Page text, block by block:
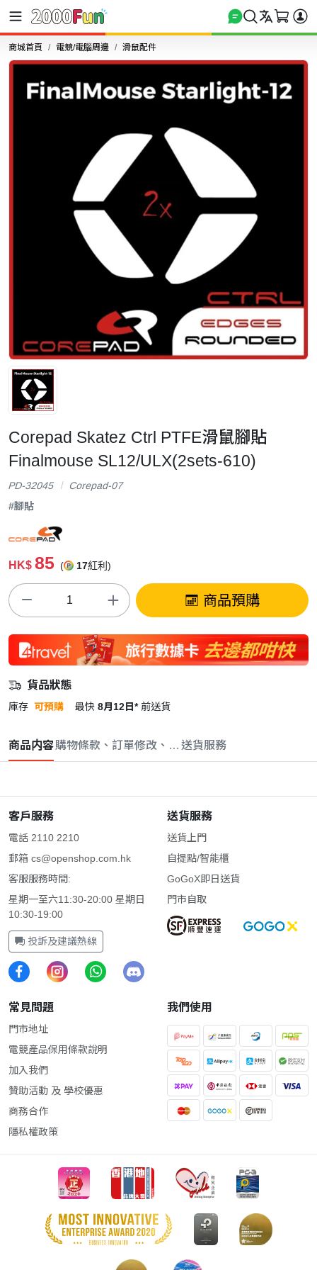
商城首頁 電競/電腦周邊 滑鼠配件
Corepad Skatez Ctrl PTFE滑鼠腳貼
Finalmouse SL12/ULX(2sets-610)
PD-32045
Corepad-07
#腳貼
HK$ 85 ( 17紅利)
商品預購
貨品狀態
庫存 可預購 最快 8月12日* 前送貨
商品内容購物條款、訂單修改、取消與退款政策
送貨服務
客戶服務
電話 2110 2210
郵箱 cs@openshop.com.hk
客服服務時間:
星期一至六11:30-20:00 星期日
10:30-19:00
投訴及建議熱線
送貨服務
送貨上門
自提點/智能櫃
GoGoX即日送貨
門市自取
常見問題
門市地址
電競產品保用條款說明
加入我們
贊助活動 及 學校優惠
商務合作
隱私權政策
我們使用